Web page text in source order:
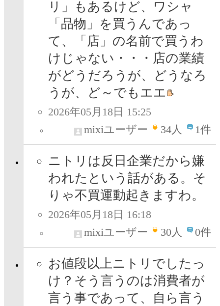
リ」もあるけど、ワシャ
「品物」を買うんであっ
て、「店」の名前で買うわ
けじゃない・・・店の業績
がどうだろうが、どうなろ
うが、ど～でもエエ
2026年05月18日 15:25
mixiユーザー
34人 1件
ニトリは反日企業だから嫌
われたという話がある。そ
りゃ不買運動起きますわ。
2026年05月18日 16:18
mixiユーザー
30人 0件
お値段以上ニトリでしたっ
け？そう言うのは消費者が
言う事であって、自ら言う